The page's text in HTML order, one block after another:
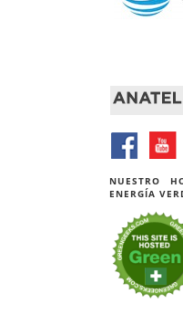
NUESTRO
ENERGÍA